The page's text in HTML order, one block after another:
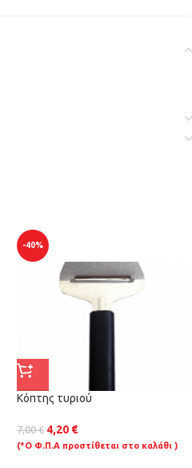
-40%
Κόπτης τυριού
7,00€ 4,20 €
(*Ο Φ.Π.Α προστίθεται στο καλάθι )